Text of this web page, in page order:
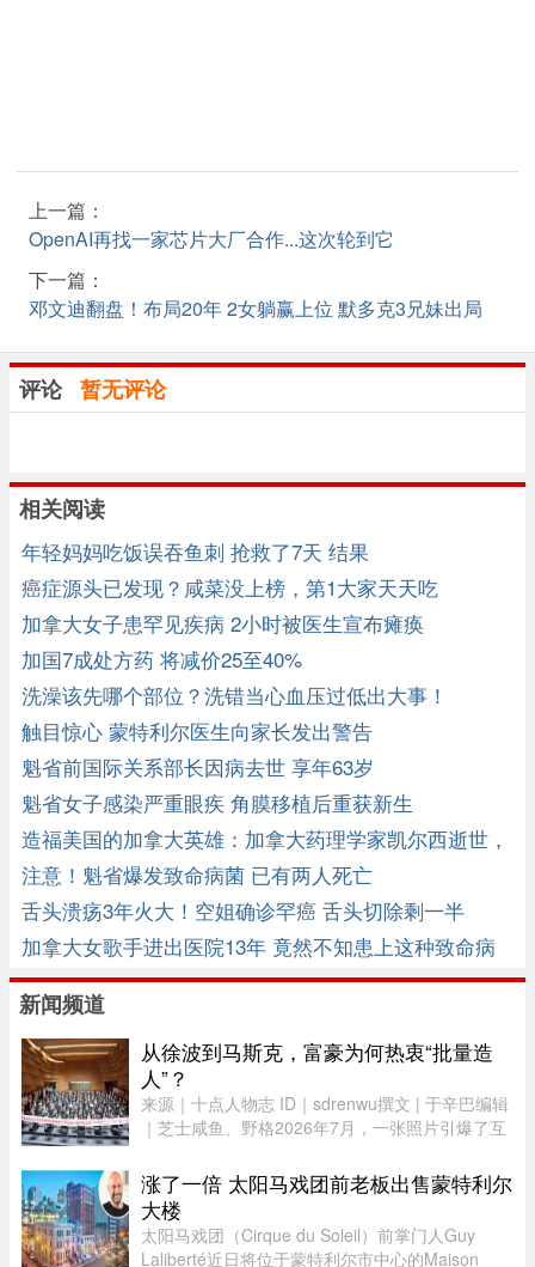
上一篇：
OpenAI再找一家芯片大厂合作...这次轮到它
下一篇：
邓文迪翻盘！布局20年 2女躺赢上位 默多克3兄妹出局
评论 暂无评论
相关阅读
年轻妈妈吃饭误吞鱼刺 抢救了7天 结果
癌症源头已发现？咸菜没上榜，第1大家天天吃
加拿大女子患罕见疾病 2小时被医生宣布瘫痪
加国7成处方药 将减价25至40%
洗澡该先哪个部位？洗错当心血压过低出大事！
触目惊心 蒙特利尔医生向家长发出警告
魁省前国际关系部长因病去世 享年63岁
魁省女子感染严重眼疾 角膜移植后重获新生
造福美国的加拿大英雄：加拿大药理学家凯尔西逝世，
享年101岁 ...
注意！魁省爆发致命病菌 已有两人死亡
舌头溃疡3年火大！空姐确诊罕癌 舌头切除剩一半
加拿大女歌手进出医院13年 竟然不知患上这种致命病
毒
新闻频道
从徐波到马斯克，富豪为何热衷“批量造
人”？
来源｜十点人物志 ID｜sdrenwu撰文 | 于辛巴编辑
｜芝士咸鱼、野格2026年7月，一张照片引爆了互
列。两边站着照顾他们的阿姨，前方拉着一条横
幅。照片由多益网络官方微博 ...
涨了一倍 太阳马戏团前老板出售蒙特利尔
大楼
太阳马戏团（Cirque du Soleil）前掌门人Guy
Laliberté近日将位于蒙特利尔市中心的Maison